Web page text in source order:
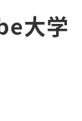
大学